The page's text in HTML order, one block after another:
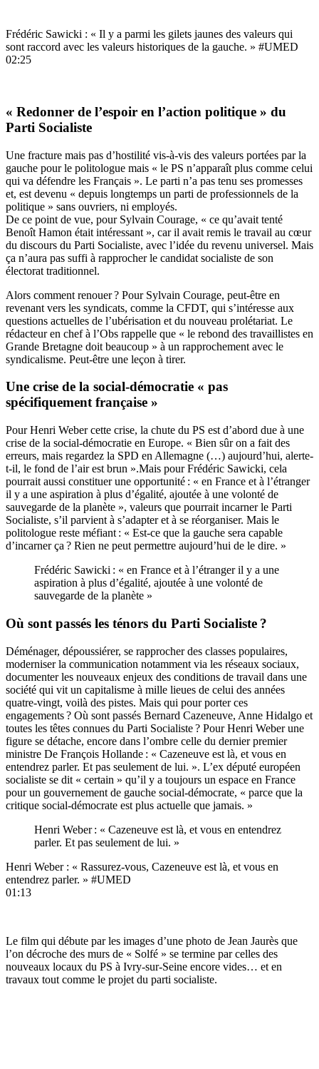
Frédéric Sawicki : « Il y a parmi les gilets jaunes des valeurs qui
sont raccord avec les valeurs historiques de la gauche. » #UMED
02:25
« Redonner de l’espoir en l’action politique » du
Parti Socialiste
Une fracture mais pas d’hostilité vis-à-vis des valeurs portées par la
gauche pour le politologue mais « le PS n’apparaît plus comme celui
qui va défendre les Français ». Le parti n’a pas tenu ses promesses
et, est devenu « depuis longtemps un parti de professionnels de la
politique » sans ouvriers, ni employés.
De ce point de vue, pour Sylvain Courage, « ce qu’avait tenté
Benoît Hamon était intéressant », car il avait remis le travail au cœur
du discours du Parti Socialiste, avec l’idée du revenu universel. Mais
ça n’aura pas suffi à rapprocher le candidat socialiste de son
électorat traditionnel.
Alors comment renouer ? Pour Sylvain Courage, peut-être en
revenant vers les syndicats, comme la CFDT, qui s’intéresse aux
questions actuelles de l’ubérisation et du nouveau prolétariat. Le
rédacteur en chef à l’Obs rappelle que « le rebond des travaillistes en
Grande Bretagne doit beaucoup » à un rapprochement avec le
syndicalisme. Peut-être une leçon à tirer.
Une crise de la social-démocratie « pas
spécifiquement française »
Pour Henri Weber cette crise, la chute du PS est d’abord due à une
crise de la social-démocratie en Europe. « Bien sûr on a fait des
erreurs, mais regardez la SPD en Allemagne (…) aujourd’hui, alerte-
t-il, le fond de l’air est brun ».Mais pour Frédéric Sawicki, cela
pourrait aussi constituer une opportunité : « en France et à l’étranger
il y a une aspiration à plus d’égalité, ajoutée à une volonté de
sauvegarde de la planète », valeurs que pourrait incarner le Parti
Socialiste, s’il parvient à s’adapter et à se réorganiser. Mais le
politologue reste méfiant : « Est-ce que la gauche sera capable
d’incarner ça ? Rien ne peut permettre aujourd’hui de le dire. »
Frédéric Sawicki : « en France et à l’étranger il y a une
aspiration à plus d’égalité, ajoutée à une volonté de
sauvegarde de la planète »
Où sont passés les ténors du Parti Socialiste ?
Déménager, dépoussiérer, se rapprocher des classes populaires,
moderniser la communication notamment via les réseaux sociaux,
documenter les nouveaux enjeux des conditions de travail dans une
société qui vit un capitalisme à mille lieues de celui des années
quatre-vingt, voilà des pistes. Mais qui pour porter ces
engagements ? Où sont passés Bernard Cazeneuve, Anne Hidalgo et
toutes les têtes connues du Parti Socialiste ? Pour Henri Weber une
figure se détache, encore dans l’ombre celle du dernier premier
ministre De François Hollande : « Cazeneuve est là, et vous en
entendrez parler. Et pas seulement de lui. ». L’ex député européen
socialiste se dit « certain » qu’il y a toujours un espace en France
pour un gouvernement de gauche social-démocrate, « parce que la
critique social-démocrate est plus actuelle que jamais. »
Henri Weber : « Cazeneuve est là, et vous en entendrez
parler. Et pas seulement de lui. »
Henri Weber : « Rassurez-vous, Cazeneuve est là, et vous en
entendrez parler. » #UMED
01:13
Le film qui débute par les images d’une photo de Jean Jaurès que
l’on décroche des murs de « Solfé » se termine par celles des
nouveaux locaux du PS à Ivry-sur-Seine encore vides… et en
travaux tout comme le projet du parti socialiste.